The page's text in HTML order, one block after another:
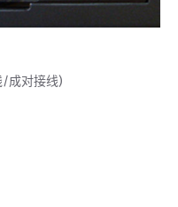
成对接线)